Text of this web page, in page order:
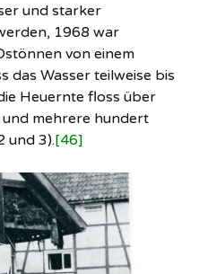
und starker
1968 war
von einem
das Wasser teilweise bis
Heuernte floss über
mehrere hundert
und 3).[46]